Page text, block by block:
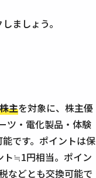
ましょう。
主を対象に、株主優
ツ・電化製品・体験
です。ポイントは保
ト≒1円相当。ポイン
などとも交換可能で